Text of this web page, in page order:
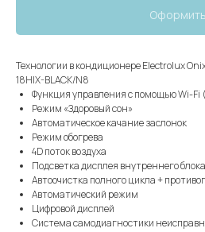
Оформить
Технологии в кондиционере Electrolux
18HIX-BLACK/N8
Функция управления с помощью Wi-Fi
Режим «Здоровый сон»
Автоматическое качание заслонок
Режим обогрева
4D поток воздуха
Подсветка дисплея внутреннего блока
Автоочистка полного цикла +
Автоматический режим
Цифровой дисплей
Система самодиагностики